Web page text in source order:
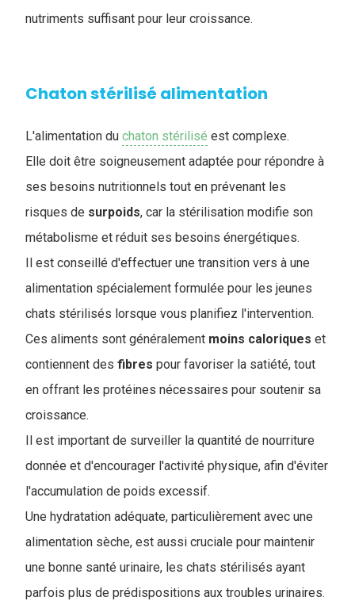
nutriments suffisant pour leur croissance.
Chaton stérilisé alimentation
L'alimentation du chaton stérilisé est complexe.
Elle doit être soigneusement adaptée pour répondre à
ses besoins nutritionnels tout en prévenant les
risques de surpoids, car la stérilisation modifie son
métabolisme et réduit ses besoins énergétiques.
Il est conseillé d'effectuer une transition vers à une
alimentation spécialement formulée pour les jeunes
chats stérilisés lorsque vous planifiez l'intervention.
Ces aliments sont généralement moins caloriques et
contiennent des fibres pour favoriser la satiété, tout
en offrant les protéines nécessaires pour soutenir sa
croissance.
Il est important de surveiller la quantité de nourriture
donnée et d'encourager l'activité physique, afin d'éviter
l'accumulation de poids excessif.
Une hydratation adéquate, particulièrement avec une
alimentation sèche, est aussi cruciale pour maintenir
une bonne santé urinaire, les chats stérilisés ayant
parfois plus de prédispositions aux troubles urinaires.